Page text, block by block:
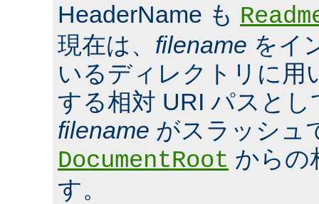
HeaderName も
現在は、 filename をイ
いるディレクトリに用
する相対 URI パスと
filename がスラッシュ
DocumentRoot からの
す。